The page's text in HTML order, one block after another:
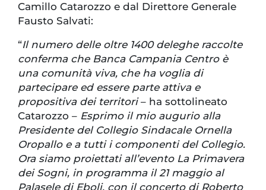
Camillo Catarozzo e dal Direttore Generale
Fausto Salvati:
“Il numero delle oltre 1400 deleghe raccolte
conferma che Banca Campania Centro è
una comunità viva, che ha voglia di
partecipare ed essere parte attiva e
propositiva dei territori– ha sottolineato
Catarozzo – Esprimo il mio augurio alla
Presidente del Collegio Sindacale Ornella
Oropallo e a tutti i componenti del Collegio.
Ora siamo proiettati all’evento La Primavera
dei Sogni, in programma il 21 maggio al
Palasele di Eboli, con il concerto di Roberto